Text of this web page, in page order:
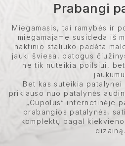
Prabangi
Miegamasis, tai ramybės ir
miegamajame susideda iš
naktinio staliuko padėta
jauki šviesa, patogus
ne tik nuteikia poilsiui,
Bet kas suteikia patalynei
priklauso nuo patalynės
„Cupolus“ internetinėje
prabangios patalynės,
komplektų pagal
dizainą.